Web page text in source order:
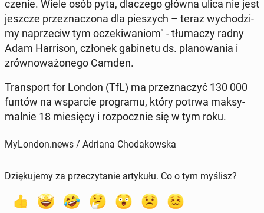
cze­nie. Wiele osób pyta, dla­cze­go główna ulica nie jest
jeszcze prze­zna­czo­na dla pie­szych – teraz wy­cho­dzi­
my na­prze­ciw tym ocze­ki­wa­niom" - tłu­ma­czy radny
Adam Har­ri­son, członek ga­bi­ne­tu ds. pla­no­wa­nia i
zrów­no­wa­żo­ne­go Camden.
Trans­port for London (TfL) ma prze­zna­czyć 130 000
funtów na wspar­cie pro­gra­mu, który potrwa mak­sy­
mal­nie 18 mie­się­cy i roz­pocz­nie się w tym roku.
MyLondon.news / Adriana Chodakowska
Dziękujemy za przeczytanie artykułu. Co o tym myślisz?